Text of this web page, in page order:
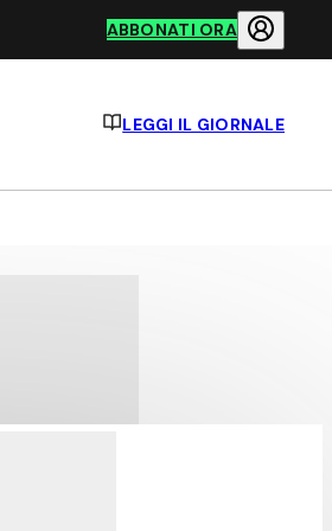
ABBONATI ORA
LEGGI IL GIORNALE